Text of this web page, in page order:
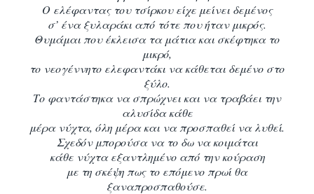
Ο ελέφαντας του τσίρκου είχε μείνει δεμένος
σ’ ένα ξυλαράκι από τότε που ήταν μικρός.
Θυμάμαι που έκλεισα τα μάτια και σκέφτηκα το
μικρό,
το νεογέννητο ελεφαντάκι νακάθεται δεμένο στο
ξύλο.
Το φαντάστηκα να σπρώχνει και να τραβάει την
αλυσίδα κάθε
μέρα νύχτα, όλη μέρα και να προσπαθεί να λυθεί.
Σχεδόν μπορούσα να το δω να κοιμάται
κάθε νύχτα εξαντλημένο από την κούραση
με τη σκέψη πως το επόμενο πρωί θα
ξαναπροσπαθούσε.